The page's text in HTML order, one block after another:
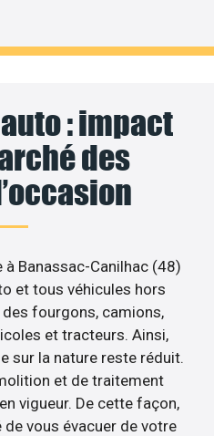
: impact
des
Banassac-Canilhac (48)
et tous véhicules hors
des fourgons, camions,
et tracteurs. Ainsi,
sur la nature reste réduit.
et de traitement
vigueur. De cette façon,
vous évacuer de votre